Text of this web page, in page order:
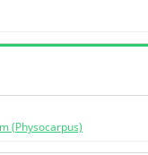
(Physocarpus)